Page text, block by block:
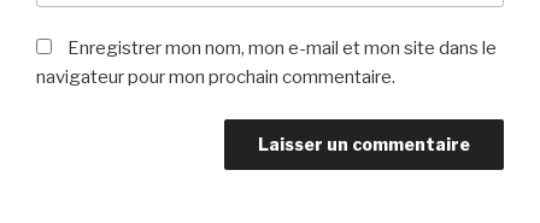
Enregistrer mon nom, mon e-mail et mon site dans le
navigateur pour mon prochain commentaire.